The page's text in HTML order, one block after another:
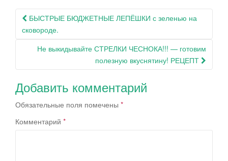
Навигация
по
записям
БЫСТРЫЕ БЮДЖЕТНЫЕ ЛЕПЁШКИ с зеленью на
сковороде.
Не выкидывайте СТРЕЛКИ ЧЕСНОКА!!! — готовим
полезную вкуснятину! РЕЦЕПТ
Добавить комментарий
Обязательные поля помечены *
Комментарий *